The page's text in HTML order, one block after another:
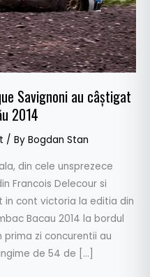
Savignoni au câștigat
2014
/ By Bogdan Stan
din cele unsprezece
Francois Delecour si
in cont victoria la editia din
Bacau 2014 la bordul
prima zi concurentii au
de 54 de […]